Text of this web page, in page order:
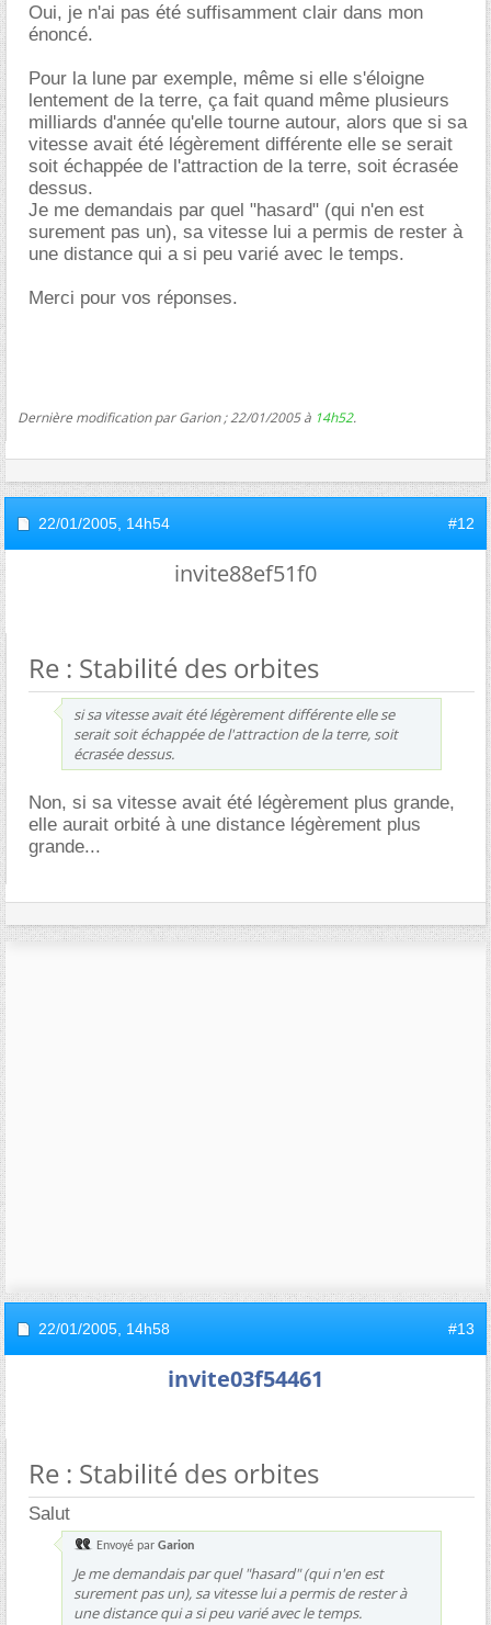
Oui, je n'ai pas été suffisamment clair dans mon
énoncé.
Pour la lune par exemple, même si elle s'éloigne
lentement de la terre, ça fait quand même plusieurs
milliards d'année qu'elle tourne autour, alors que si sa
vitesse avait été légèrement différente elle se serait
soit échappée de l'attraction de la terre, soit écrasée
dessus.
Je me demandais par quel "hasard" (qui n'en est
surement pas un), sa vitesse lui a permis de rester à
une distance qui a si peu varié avec le temps.
Merci pour vos réponses.
Dernière modification par Garion ; 22/01/2005 à 14h52.
22/01/2005, 14h54 #12
invite88ef51f0
Re : Stabilité des orbites
si sa vitesse avait été légèrement différente elle se
serait soit échappée de l'attraction de la terre, soit
écrasée dessus.
Non, si sa vitesse avait été légèrement plus grande,
elle aurait orbité à une distance légèrement plus
grande...
22/01/2005, 14h58 #13
invite03f54461
Re : Stabilité des orbites
Salut
Envoyé par Garion
Je me demandais par quel "hasard" (qui n'en est
surement pas un), sa vitesse lui a permis de rester à
une distance qui a si peu varié avec le temps.